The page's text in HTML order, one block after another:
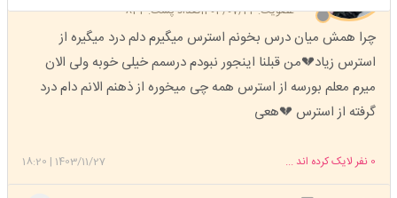
عضویت: 1403/07/22 تعداد پست: 832
چرا همش میان درس بخونم استرس میگیرم دلم درد میگیره از
استرس زیاد💔من قبلنا اینجور نبودم درسمم خیلی خوبه ولی الان
میرم معلم بورسه از استرس همه چی میخوره از ذهنم الانم دام درد
گرفته از استرس 💔هعی
1403/11/27
|
18:20 0 نفر لایک کرده اند ...